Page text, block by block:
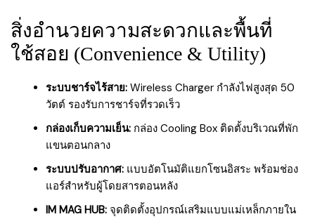
สิ่งอำนวยความสะดวกและพื้นที่
ใช้สอย (Convenience & Utility)
ระบบชาร์จไร้สาย: Wireless Charger กำลังไฟสูงสุด 50
วัตต์ รองรับการชาร์จที่รวดเร็ว
กล่องเก็บความเย็น: กล่อง Cooling Box ติดตั้งบริเวณที่พัก
แขนตอนกลาง
ระบบปรับอากาศ: แบบอัตโนมัติแยกโซนอิสระ พร้อมช่อง
แอร์สำหรับผู้โดยสารตอนหลัง
IM MAG HUB: จุดติดตั้งอุปกรณ์เสริมแบบแม่เหล็กภายใน